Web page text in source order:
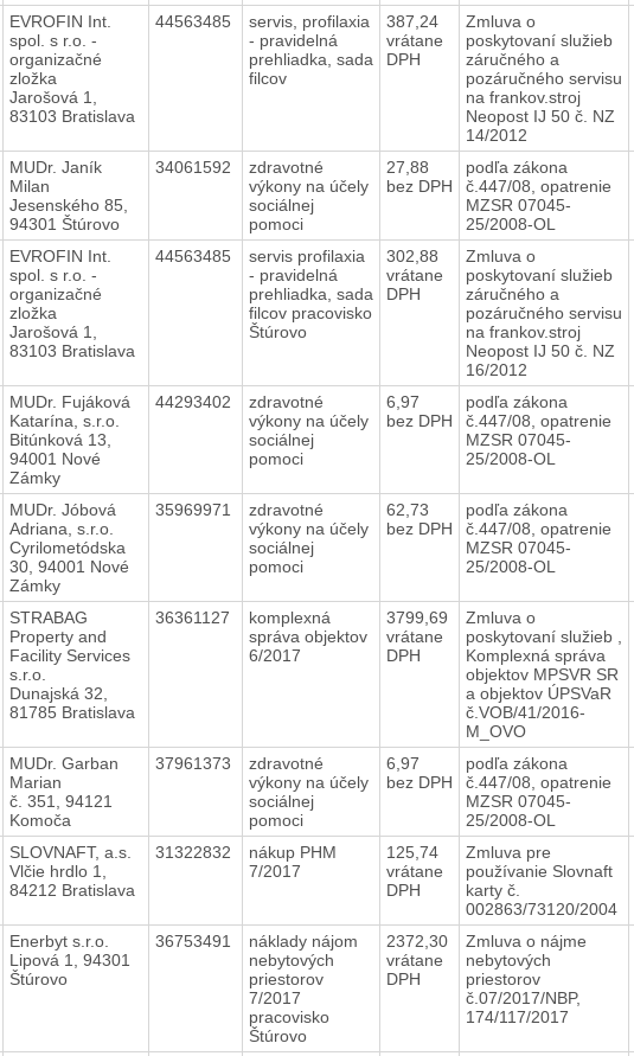
EVROFIN Int.
spol. s r.o. -
organizačné
zložka
Jarošová 1,
83103 Bratislava
44563485
servis, profilaxia
- pravidelná
prehliadka, sada
filcov
387,24
vrátane
DPH
Zmluva o
poskytovaní služieb
záručného a
pozáručného servisu
na frankov.stroj
Neopost IJ 50 č. NZ
14/2012
MUDr. Janík
Milan
Jesenského 85,
94301 Štúrovo
34061592
zdravotné
výkony na účely
sociálnej
pomoci
27,88
bez DPH
podľa zákona
č.447/08, opatrenie
MZSR 07045-
25/2008-OL
EVROFIN Int.
spol. s r.o. -
organizačné
zložka
Jarošová 1,
83103 Bratislava
44563485
servis profilaxia
- pravidelná
prehliadka, sada
filcov pracovisko
Štúrovo
302,88
vrátane
DPH
Zmluva o
poskytovaní služieb
záručného a
pozáručného servisu
na frankov.stroj
Neopost IJ 50 č. NZ
16/2012
MUDr. Fujáková
Katarína, s.r.o.
Bitúnková 13,
94001 Nové
Zámky
44293402
zdravotné
výkony na účely
sociálnej
pomoci
6,97
bez DPH
podľa zákona
č.447/08, opatrenie
MZSR 07045-
25/2008-OL
MUDr. Jóbová
Adriana, s.r.o.
Cyrilometódska
30, 94001 Nové
Zámky
35969971
zdravotné
výkony na účely
sociálnej
pomoci
62,73
bez DPH
podľa zákona
č.447/08, opatrenie
MZSR 07045-
25/2008-OL
STRABAG
Property and
Facility Services
s.r.o.
Dunajská 32,
81785 Bratislava
36361127
komplexná
správa objektov
6/2017
3799,69
vrátane
DPH
Zmluva o
poskytovaní služieb ,
Komplexná správa
objektov MPSVR SR
a objektov ÚPSVaR
č.VOB/41/2016-
M_OVO
MUDr. Garban
Marian
č. 351, 94121
Komoča
37961373
zdravotné
výkony na účely
sociálnej
pomoci
6,97
bez DPH
podľa zákona
č.447/08, opatrenie
MZSR 07045-
25/2008-OL
SLOVNAFT, a.s.
Vlčie hrdlo 1,
84212 Bratislava
31322832
nákup PHM
7/2017
125,74
vrátane
DPH
Zmluva pre
používanie Slovnaft
karty č.
002863/73120/2004
Enerbyt s.r.o.
Lipová 1, 94301
Štúrovo
36753491
náklady nájom
nebytových
priestorov
7/2017
pracovisko
Štúrovo
2372,30
vrátane
DPH
Zmluva o nájme
nebytových
priestorov
č.07/2017/NBP,
174/117/2017